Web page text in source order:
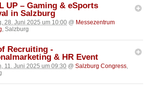
UP – Gaming & eSports
in Salzburg
28. Juni 2025 um 10:00 @ Messezentrum
, Salzburg
Recruiting -
& HR Event
11. Juni 2025 um 09:30 @ Salzburg Congress,